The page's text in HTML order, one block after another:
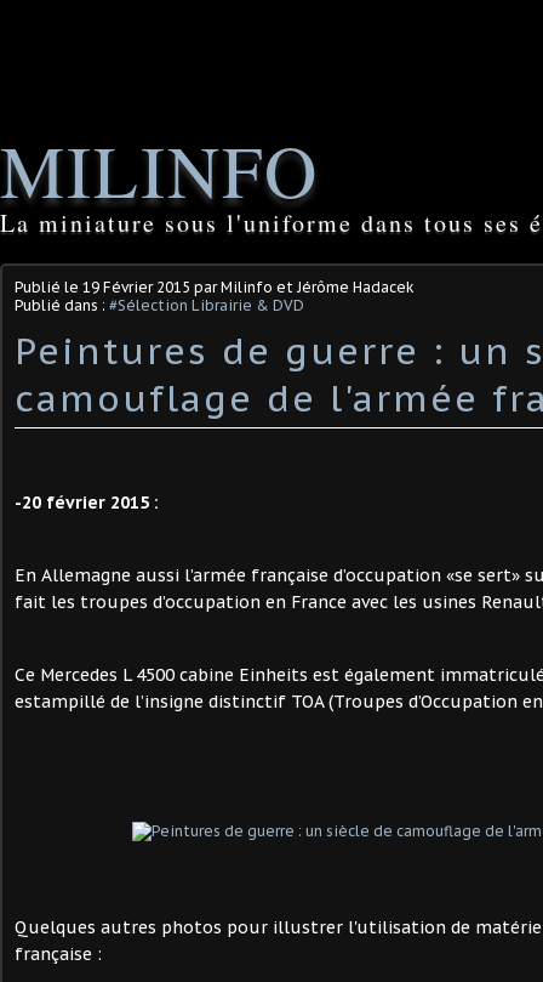
MILINFO
La miniature sous l'uniforme dans tous ses
Publié le 19 Février 2015 par Milinfo et Jérôme Hadacek
Publié dans : #Sélection Librairie & DVD
Peintures de guerre : un
camouflage de l'armée
-20 février 2015 :
En Allemagne aussi l’armée française d’occupation «se sert»
fait les troupes d’occupation en France avec les usines
Ce Mercedes L 4500 cabine Einheits est également
estampillé de l’insigne distinctif TOA (Troupes d’Occupation
Quelques autres photos pour illustrer l'utilisation de
française :